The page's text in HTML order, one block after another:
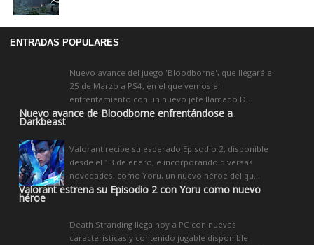
ENTRADAS POPULARES
Nuevo avance de Bloodborne enfrentándose a
Darkbeast
Nuevo avance del juego 'Bloodborne', que llegará el
25 de Marzo a PS4, en el que vemos el
enfrentamiento con un nuevo jefe llamado D...
Valorant estrena su Episodio 2 con Yoru como nuevo
héroe
Valorant recibe su esperado Episodio 2, disponible
desde el 13 de enero, e incorporando diversas
novedades, como Yoru, un nuevo héroe del qu...
Death Stranding llega hoy a PC con nuevas
características y contenido jugable disponible